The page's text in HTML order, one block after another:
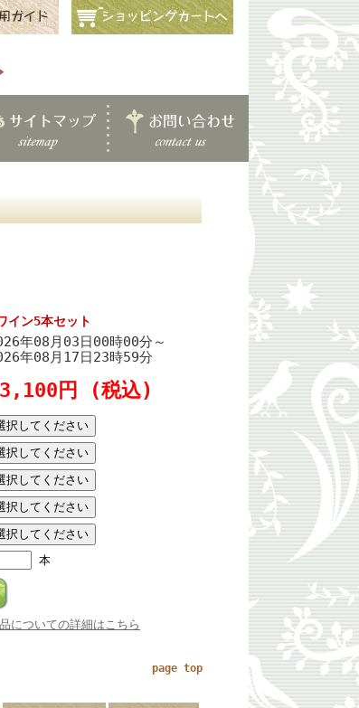
イン5本セット
年08月03日00時00分～
年08月17日23時59分
円 (税込)
択してください
択してください
択してください
択してください
択してください
本
についての詳細はこちら
page top